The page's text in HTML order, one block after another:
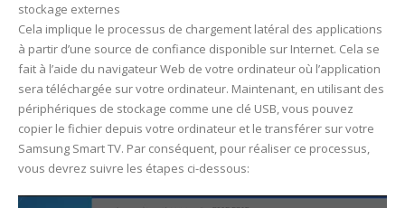
stockage externes
Cela implique le processus de chargement latéral des applications
à partir d’une source de confiance disponible sur Internet. Cela se
fait à l’aide du navigateur Web de votre ordinateur où l’application
sera téléchargée sur votre ordinateur. Maintenant, en utilisant des
périphériques de stockage comme une clé USB, vous pouvez
copier le fichier depuis votre ordinateur et le transférer sur votre
Samsung Smart TV. Par conséquent, pour réaliser ce processus,
vous devrez suivre les étapes ci-dessous: